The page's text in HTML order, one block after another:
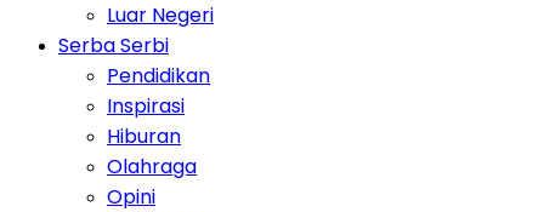
Luar Negeri
Serba Serbi
Pendidikan
Inspirasi
Hiburan
Olahraga
Opini